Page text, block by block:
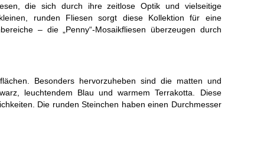
die sich durch ihre zeitlose Optik und vielseitige
runden Fliesen sorgt diese Kollektion für eine
– die „Penny“-Mosaikfliesen überzeugen durch
Besonders hervorzuheben sind die matten und
leuchtendem Blau und warmem Terrakotta. Diese
Die runden Steinchen haben einen Durchmesser